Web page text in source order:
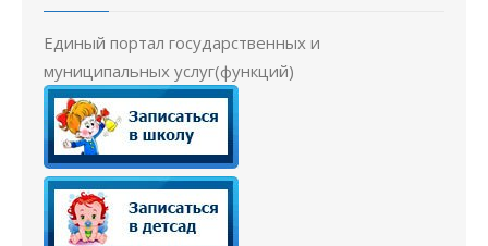
Единый портал государственных и
муниципальных услуг(функций)